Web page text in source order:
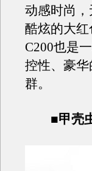
动感时尚
酷炫的大红
C200也是
控性、豪
群。
■甲壳